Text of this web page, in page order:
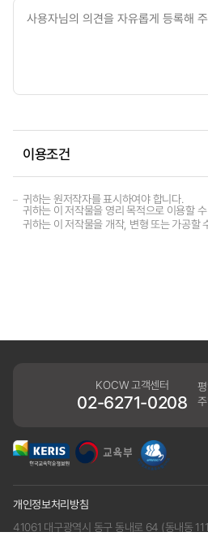
이용조건
귀하는 원저작자를 표시하여야 합니다.
귀하는 이 저작물을 영리 목적으로 이용할
귀하는 이 저작물을 개작, 변형 또는 가공할
KOCW 고객센터
02-6271-0208
개인정보처리방침
41061 대구광역시 동구 동내로 64 (동내동